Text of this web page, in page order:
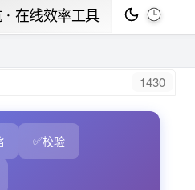
在线效率工具
1430
✅校验